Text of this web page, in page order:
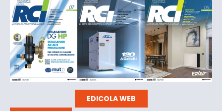
EDICOLA WEB